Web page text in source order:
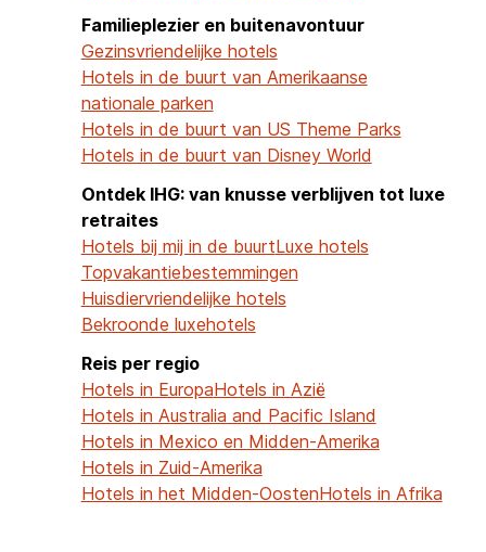
Familieplezier en buitenavontuur
Gezinsvriendelijke hotels
Hotels in de buurt van Amerikaanse
nationale parken
Hotels in de buurt van US Theme Parks
Hotels in de buurt van Disney World
Ontdek IHG: van knusse verblijven tot luxe
retraites
Hotels bij mij in de buurtLuxe hotels
Topvakantiebestemmingen
Huisdiervriendelijke hotels
Bekroonde luxehotels
Reis per regio
Hotels in EuropaHotels in Azië
Hotels in Australia and Pacific Island
Hotels in Mexico en Midden-Amerika
Hotels in Zuid-Amerika
Hotels in het Midden-OostenHotels in Afrika